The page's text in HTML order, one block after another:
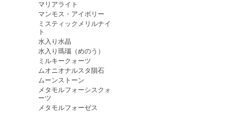
マリアライト
マンモス・アイボリー
ミスティックメリルナイ
ト
水入り水晶
水入り瑪瑙（めのう）
ミルキークォーツ
ムオニオナルスタ隕石
ムーンストーン
メタモルフォーシスクォ
ーツ
メタモルフォーゼス